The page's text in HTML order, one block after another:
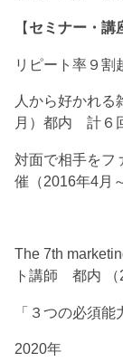
【セミナー・講
リピート率９
人から好かれ
月）都内 計６
対面で相手を
催（2016年4月
The 7th
ト講師 都内 （
「３つの必須
2020年